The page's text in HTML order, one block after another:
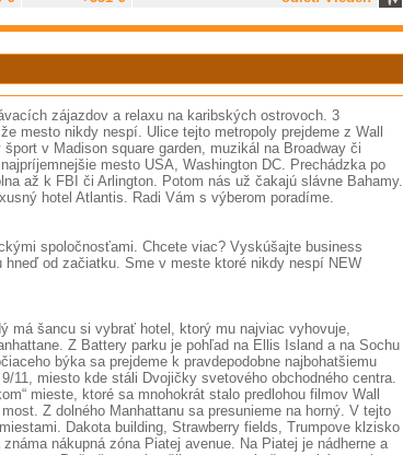
zájazdov a relaxu na karibských ostrovoch. 3
mesto nikdy nespí. Ulice tejto metropoly prejdeme z Wall
v Madison square garden, muzikál na Broadway či
mesto USA, Washington DC. Prechádzka po
až k FBI či Arlington. Potom nás už čakajú slávne Bahamy.
hotel Atlantis. Radi Vám s výberom poradíme.
spoločnosťami. Chcete viac? Vyskúšajte business
od začiatku. Sme v meste ktoré nikdy nespí NEW
má šancu si vybrať hotel, ktorý mu najviac vyhovuje,
Z Battery parku je pohľad na Ellis Island a na Sochu
býka sa prejdeme k pravdepodobne najbohatšiemu
11, miesto kde stáli Dvojičky svetového obchodného centra.
mieste, ktoré sa mnohokrát stalo predlohou filmov Wall
Z dolného Manhattanu sa presunieme na horný. V tejto
Dakota building, Strawberry fields, Trumpove klzisko
nákupná zóna Piatej avenue. Na Piatej je nádherne a